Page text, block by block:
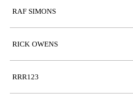
RAF SIMONS
RICK OWENS
RRR123